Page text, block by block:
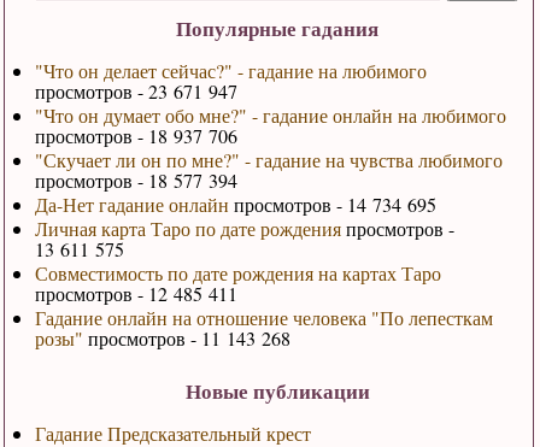
Популярные гадания
"Что он делает сейчас?" - гадание на любимого
просмотров - 23 671 947
"Что он думает обо мне?" - гадание онлайн на любимого
просмотров - 18 937 706
"Скучает ли он по мне?" - гадание на чувства любимого
просмотров - 18 577 394
Да-Нет гадание онлайн просмотров - 14 734 695
Личная карта Таро по дате рожденияпросмотров -
13 611 575
Совместимость по дате рождения на картах Таро
просмотров - 12 485 411
Гадание онлайн на отношение человека "По лепесткам
розы" просмотров - 11 143 268
Новые публикации
Гадание Предсказательный крест